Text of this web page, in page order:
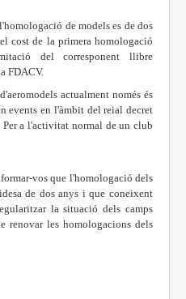
de models es de dos
cost de la primera homologació
del corresponent llibre
FDACV.
actualment només és
events en l'àmbit del reial decret
a l'activitat normal de un club
vos que l'homologació dels
de dos anys i que coneixent
la situació dels camps
renovar les homologacions dels